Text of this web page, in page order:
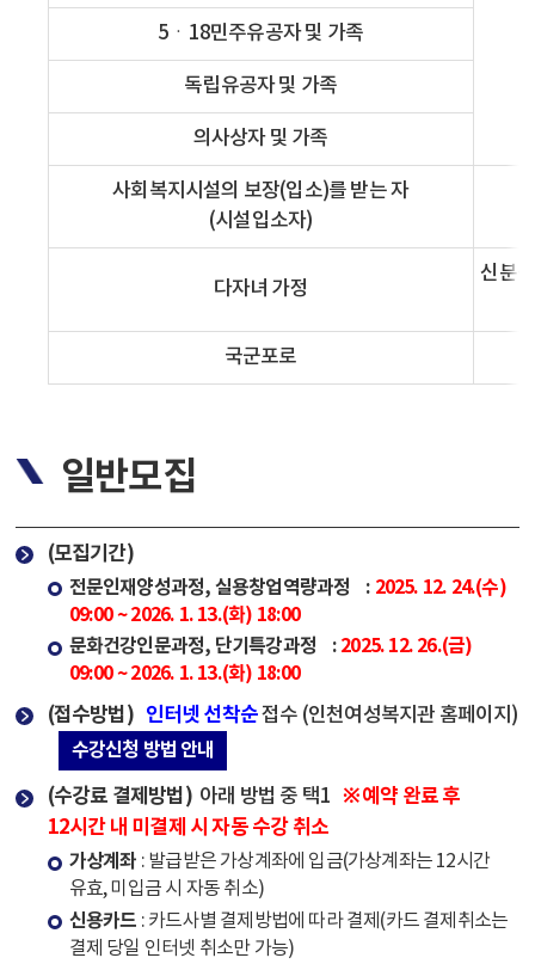
5ㆍ18민주유공자 및 가족
독립유공자 및 가족
의사상자 및 가족
사회복지시설의 보장(입소)를 받는 자
(시설입소자)
다자녀 가정
신분
국군포로
일반모집
(모집기간)
전문인재양성과정, 실용창업역량과정 : 2025. 12. 24.(수)
09:00 ~ 2026. 1. 13.(화) 18:00
문화건강인문과정, 단기특강과정 : 2025. 12. 26.(금)
09:00 ~ 2026. 1. 13.(화) 18:00
(접수방법) 인터넷 선착순접수 (인천여성복지관 홈페이지)
수강신청 방법 안내
(수강료 결제방법) 아래 방법 중 택1 ※ 예약 완료 후
12시간 내 미결제 시 자동 수강 취소
가상계좌 : 발급받은 가상계좌에 입금(가상계좌는 12시간
유효, 미입금 시 자동 취소)
신용카드 : 카드사별 결제방법에 따라 결제(카드 결제취소는
결제 당일 인터넷 취소만 가능)